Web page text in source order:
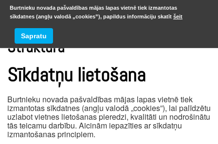
Struktūra
Sīkdatņu lietošana
Burtnieku novada pašvaldības mājas lapas vietnē tiek
izmantotas sīkdatnes (angļu valodā „cookies”), lai palīdzētu
uzlabot vietnes lietošanas pieredzi, kvalitāti un nodrošinātu
tās teicamu darbību. Aicinām iepazīties ar sīkdatņu
izmantošanas principiem.
Burtnieku novada pašvaldības mājas lapas vietnē tiek izmantotas
sīkdatnes (angļu valodā „cookies”), papildus informāciju skatīt šeit
Sapratu